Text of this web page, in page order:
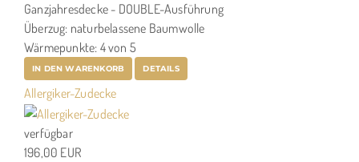
Ganzjahresdecke - DOUBLE-Ausführung
Überzug: naturbelassene Baumwolle
Wärmepunkte: 4 von 5
IN DEN WARENKORB DETAILS
Allergiker-Zudecke
verfügbar
196,00 EUR